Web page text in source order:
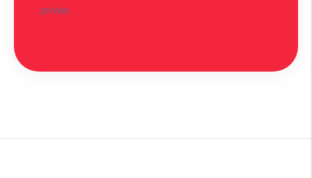
privée.